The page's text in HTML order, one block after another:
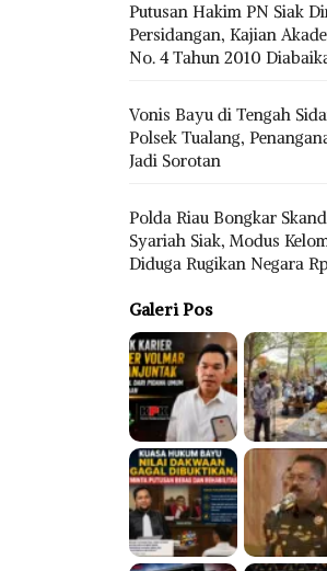
Putusan Hakim PN Siak
Persidangan, Kajian
No. 4 Tahun 2010
Vonis Bayu di Tengah
Polsek Tualang,
Jadi Sorotan
Polda Riau Bongkar
Syariah Siak, Modus
Diduga Rugikan Negara
Galeri Pos